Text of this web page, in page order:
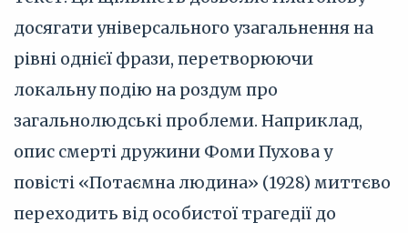
досягати універсального узагальнення на
рівні однієї фрази, перетворюючи
локальну подію на роздум про
загальнолюдські проблеми. Наприклад,
опис смерті дружини Фоми Пухова у
повісті «Потаємна людина» (1928) миттєво
переходить від особистої трагедії до